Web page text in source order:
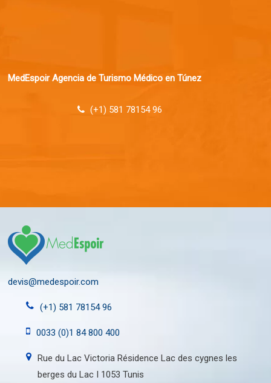
MedEspoir Agencia de Turismo Médico en Túnez
(+1) 581 78154 96
devis@medespoir.com
(+1) 581 78154 96
0033 (0)1 84 800 400
Rue du Lac Victoria Résidence Lac des cygnes les
berges du Lac I 1053 Tunis